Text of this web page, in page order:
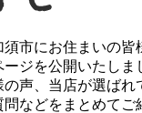
市にお住まいの皆
ジを公開いたしま
声、当店が選ばれ
問などをまとめてご